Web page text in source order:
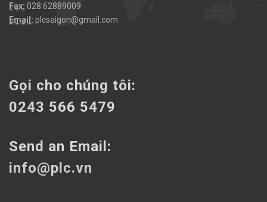
Fax: 028.62889009
Email: plcsaigon@gmail.com
Gọi cho chúng tôi:
0243 566 5479
Send an Email:
info@plc.vn